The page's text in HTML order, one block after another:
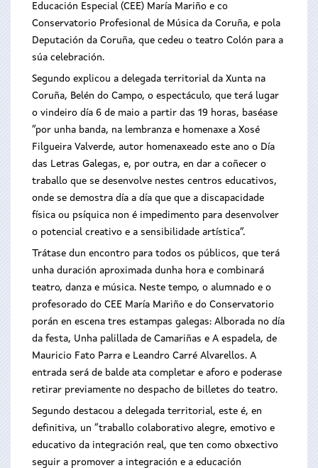
Educación Especial (CEE) María Mariño e co
Conservatorio Profesional de Música da Coruña, e pola
Deputación da Coruña, que cedeu o teatro Colón para a
súa celebración.
Segundo explicou a delegada territorial da Xunta na
Coruña, Belén do Campo, o espectáculo, que terá lugar
o vindeiro día 6 de maio a partir das 19 horas, baséase
“por unha banda, na lembranza e homenaxe a Xosé
Filgueira Valverde, autor homenaxeado este ano o Día
das Letras Galegas, e, por outra, en dar a coñecer o
traballo que se desenvolve nestes centros educativos,
onde se demostra día a día que que a discapacidade
física ou psíquica non é impedimento para desenvolver
o potencial creativo e a sensibilidade artística”.
Trátase dun encontro para todos os públicos, que terá
unha duración aproximada dunha hora e combinará
teatro, danza e música. Neste tempo, o alumnado e o
profesorado do CEE María Mariño e do Conservatorio
porán en escena tres estampas galegas: Alborada no día
da festa, Unha palillada de Camariñas e A espadela, de
Mauricio Fato Parra e Leandro Carré Alvarellos. A
entrada será de balde ata completar e aforo e poderase
retirar previamente no despacho de billetes do teatro.
Segundo destacou a delegada territorial, este é, en
definitiva, un “traballo colaborativo alegre, emotivo e
educativo da integración real, que ten como obxectivo
seguir a promover a integración e a educación